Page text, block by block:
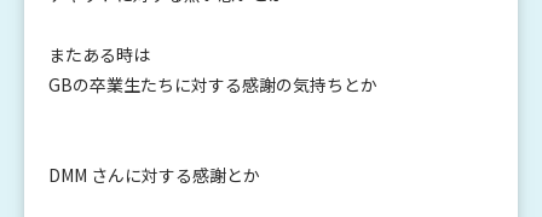
またある時は
GBの卒業生たちに対する感謝の気持ちとか
DMM さんに対する感謝とか